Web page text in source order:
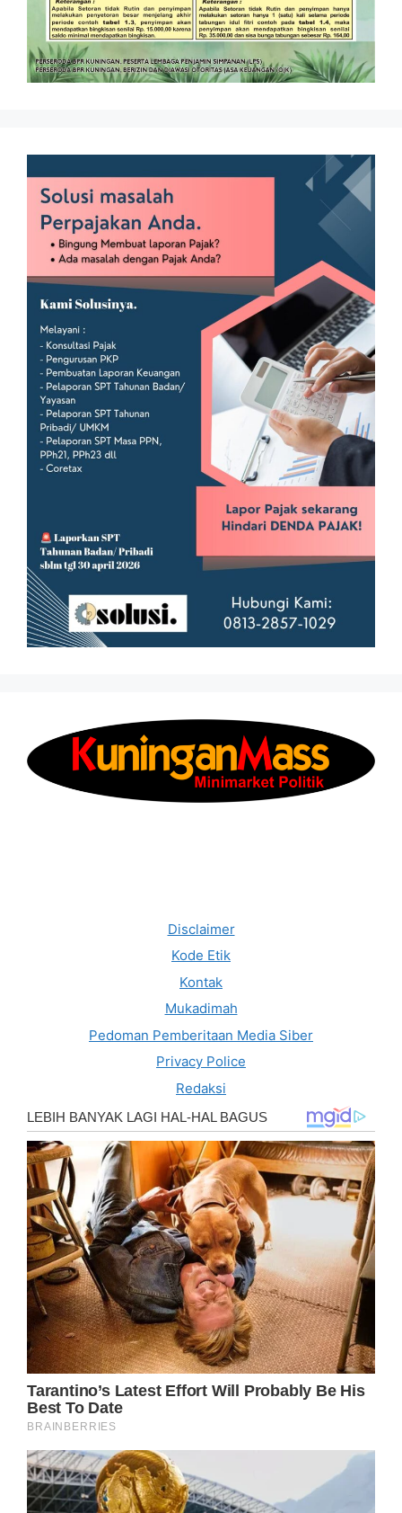
Disclaimer
Kode Etik
Kontak
Mukadimah
Pedoman Pemberitaan Media Siber
Privacy Police
Redaksi